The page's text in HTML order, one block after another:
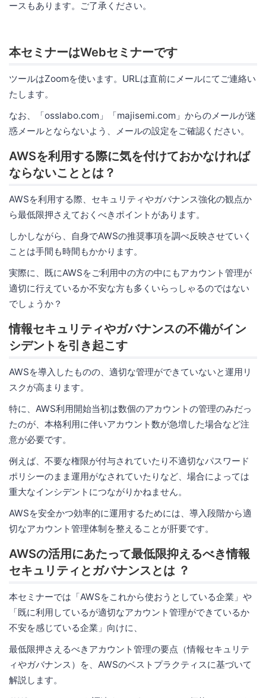
ースもあります。ご了承ください。
本セミナーはWebセミナーです
ツールはZoomを使います。URLは直前にメールにてご連絡い
たします。
なお、「osslabo.com」「majisemi.com」からのメールが迷
惑メールとならないよう、メールの設定をご確認ください。
AWSを利用する際に気を付けておかなければ
ならないこととは？
AWSを利用する際、セキュリティやガバナンス強化の観点か
ら最低限押さえておくべきポイントがあります。
しかしながら、自身でAWSの推奨事項を調べ反映させていく
ことは手間も時間もかかります。
実際に、既にAWSをご利用中の方の中にもアカウント管理が
適切に行えているか不安な方も多くいらっしゃるのではない
でしょうか？
情報セキュリティやガバナンスの不備がイン
シデントを引き起こす
AWSを導入したものの、適切な管理ができていないと運用リ
スクが高まります。
特に、AWS利用開始当初は数個のアカウントの管理のみだっ
たのが、本格利用に伴いアカウント数が急増した場合など注
意が必要です。
例えば、不要な権限が付与されていたり不適切なパスワード
ポリシーのまま運用がなされていたりなど、場合によっては
重大なインシデントにつながりかねません。
AWSを安全かつ効率的に運用するためには、導入段階から適
切なアカウント管理体制を整えることが肝要です。
AWSの活用にあたって最低限抑えるべき情報
セキュリティとガバナンスとは ？
本セミナーでは「AWSをこれから使おうとしている企業」や
「既に利用しているが適切なアカウント管理ができているか
不安を感じている企業」向けに、
最低限押さえるべきアカウント管理の要点（情報セキュリテ
ィやガバナンス）を、AWSのベストプラクティスに基づいて
解説します。